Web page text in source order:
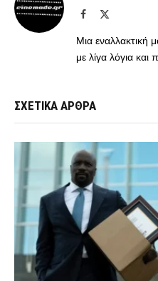
Facebook
Μια εναλλακτική
με λίγα λόγια και
ΣΧΕΤΙΚΑ ΑΡΘΡΑ